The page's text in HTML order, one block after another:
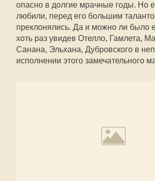
опасно в долгие мрачные годы. Но
любили, перед его большим
преклонялись. Да и можно ли было
хоть раз увидев Отелло, Гамлета,
Санана, Эльхана, Дубровского в
исполнении этого замечательного